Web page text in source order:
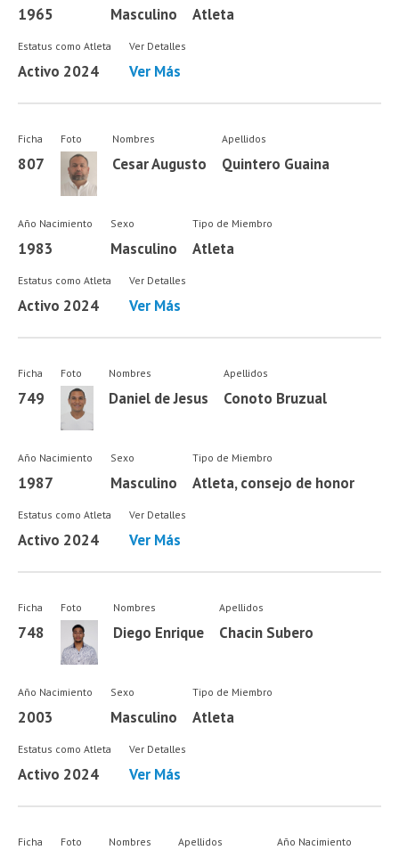
1965 Masculino Atleta
Estatus como Atleta
Activo 2024
Ver Detalles
Ver Más
Ficha
807
Foto Nombres
Cesar Augusto
Apellidos
Quintero Guaina
Año Nacimiento
1983
Sexo
Masculino
Tipo de Miembro
Atleta
Estatus como Atleta
Activo 2024
Ver Detalles
Ver Más
Ficha
749
Foto Nombres
Daniel de Jesus
Apellidos
Conoto Bruzual
Año Nacimiento
1987
Sexo
Masculino
Tipo de Miembro
Atleta, consejo de honor
Estatus como Atleta
Activo 2024
Ver Detalles
Ver Más
Ficha
748
Foto Nombres
Diego Enrique
Apellidos
Chacin Subero
Año Nacimiento
2003
Sexo
Masculino
Tipo de Miembro
Atleta
Estatus como Atleta
Activo 2024
Ver Detalles
Ver Más
Ficha Foto Nombres Apellidos Año Nacimiento